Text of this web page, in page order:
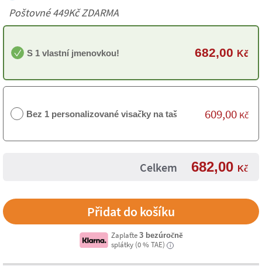
Poštovné 449Kč ZDARMA
S 1 vlastní jmenovkou! 682,00 Kč
Bez 1 personalizované visačky na tašku 609,00 Kč
Celkem 682,00 Kč
Zaplaťte 3 bezúročně
splátky (0 % TAE) i